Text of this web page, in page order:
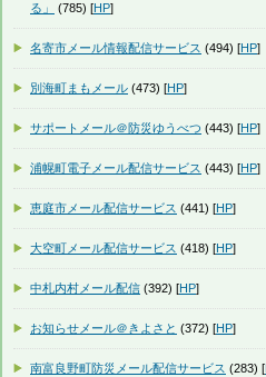
る」
(785) [HP]
名寄市メール情報配信サービス (494) [HP]
別海町まもメール (473) [HP]
サポートメール＠防災ゆうべつ (443) [HP]
浦幌町電子メール配信サービス (443) [HP]
恵庭市メール配信サービス (441) [HP]
大空町メール配信サービス (418) [HP]
中札内村メール配信 (392) [HP]
お知らせメール＠きよさと (372) [HP]
南富良野町防災メール配信サービス (283) [